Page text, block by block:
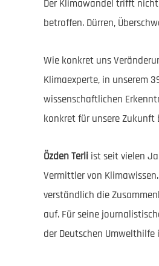
Der Klimawandel trifft
betroffen. Dürren,
Wie konkret uns
Klimaexperte, in unserem
wissenschaftlichen
konkret für unsere Zukunft
Özden Terli ist seit vielen
Vermittler von
verständlich die
auf. Für seine
der Deutschen Umwelthilfe